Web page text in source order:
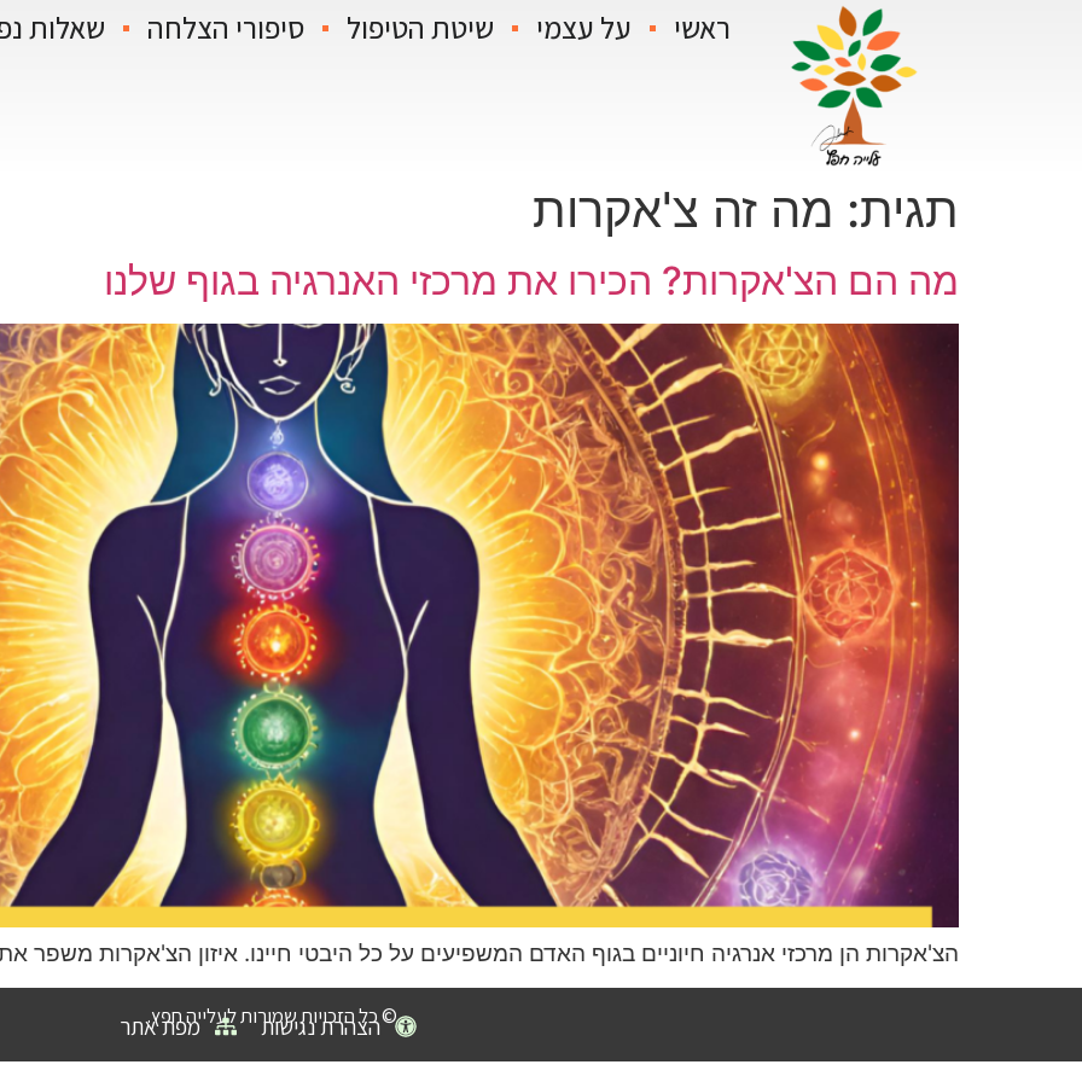
ראשי על עצמי שיטת הטיפול סיפורי הצלחה שאלות
תגית: מה זה צ'אקרות
מה הם הצ'אקרות? הכירו את מרכזי האנרגיה בגוף שלנו
הצ'אקרות הן מרכזי אנרגיה חיוניים בגוף האדם המשפיעים על כל היבטי חיינו. איזון הצ'אקרות משפר
© כל הזכויות שמורות לעלייה חפץ.
הצהרת נגישות מפת אתר